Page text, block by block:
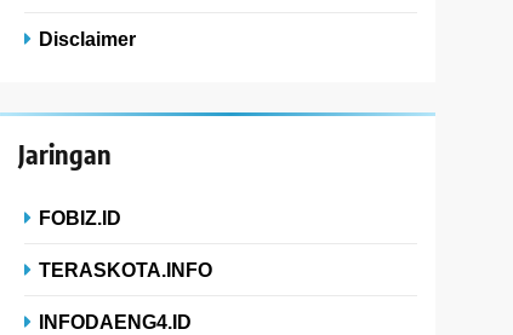
Disclaimer
Jaringan
FOBIZ.ID
TERASKOTA.INFO
INFODAENG4.ID